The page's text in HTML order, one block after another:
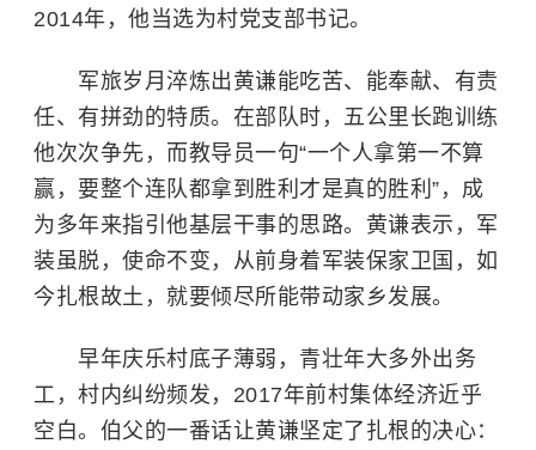
2014年，他当选为村党支部书记。
军旅岁月淬炼出黄谦能吃苦、能奉献、有责
任、有拼劲的特质。在部队时，五公里长跑训练
他次次争先，而教导员一句“一个人拿第一不算
赢，要整个连队都拿到胜利才是真的胜利”，成
为多年来指引他基层干事的思路。黄谦表示，军
装虽脱，使命不变，从前身着军装保家卫国，如
今扎根故土，就要倾尽所能带动家乡发展。
早年庆乐村底子薄弱，青壮年大多外出务
工，村内纠纷频发，2017年前村集体经济近乎
空白。伯父的一番话让黄谦坚定了扎根的决心：